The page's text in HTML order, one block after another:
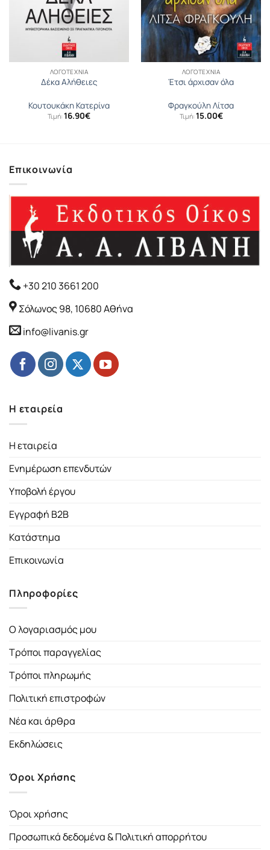
ΛΟΓΟΤΕΧΝΊΑ
Δέκα Αλήθειες
Κουτουκάκη Κατερίνα
Τιμή: 16.90€
ΛΟΓΟΤΕΧΝΊΑ
Έτσι άρχισαν όλα
Φραγκούλη Λίτσα
Τιμή: 15.00€
Επικοινωνία
+30 210 3661 200
Σόλωνος 98, 10680 Αθήνα
info@livanis.gr
Η εταιρεία
Η εταιρεία
Ενημέρωση επενδυτών
Υποβολή έργου
Εγγραφή B2B
Κατάστημα
Επικοινωνία
Πληροφορίες
Ο λογαριασμός μου
Τρόποι παραγγελίας
Τρόποι πληρωμής
Πολιτική επιστροφών
Νέα και άρθρα
Εκδηλώσεις
Όροι Χρήσης
Όροι χρήσης
Προσωπικά δεδομένα & Πολιτική απορρήτου